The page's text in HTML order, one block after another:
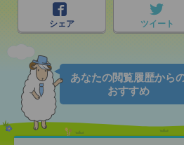
シェア ツイート
あなたの閲覧履歴から
おすすめ